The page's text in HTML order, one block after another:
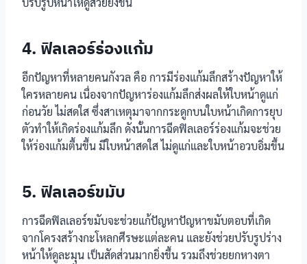
4. ฟิลเลอร์ร่องแก้ม
อีกปัญหาที่หลายคนกังวล คือ การมีร่องแก้มลึกสร้างปัญหาให้
ใครหลายคน เนื่องจากปัญหาร่องแก้มลึกส่งผลให้ใบหน้าดูแก่
ก่อนวัย ไม่สดใส ซึ่งสาเหตุมาจากกระดูกบนใบหน้าเกิดการยุบ
ตัวทำให้เกิดร่องแก้มลึก ดังนั้นการฉีดฟิลเลอร์ร่องแก้มจะช่วย
ให้ร่องแก้มตื้นขึ้น มีใบหน้าสดใส ไม่ดูแก่และใบหน้าอวบอิ่มขึ้น
5. ฟิลเลอร์ขมับ
การฉีดฟิลเลอร์ขมับจะช่วยแก้ปัญหาปัญหาขมับตอบที่เกิด
จากโครงสร้างกะโหลกศีรษะแต่ละคน และยังช่วยปรับรูปร่าง
หน้าให้ดูละมุน เป็นสัดส่วนมากยิ่งขึ้น รวมถึงช่วยยกหางตา